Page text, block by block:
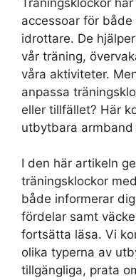
accessoar för
idrottare. De
vår träning,
våra aktiviteter.
anpassa
eller tillfället? Här
utbytbara
I den här artikeln
träningsklockor
både informerar
fördelar samt
fortsätta läsa. Vi
olika typerna av
tillgängliga, prata